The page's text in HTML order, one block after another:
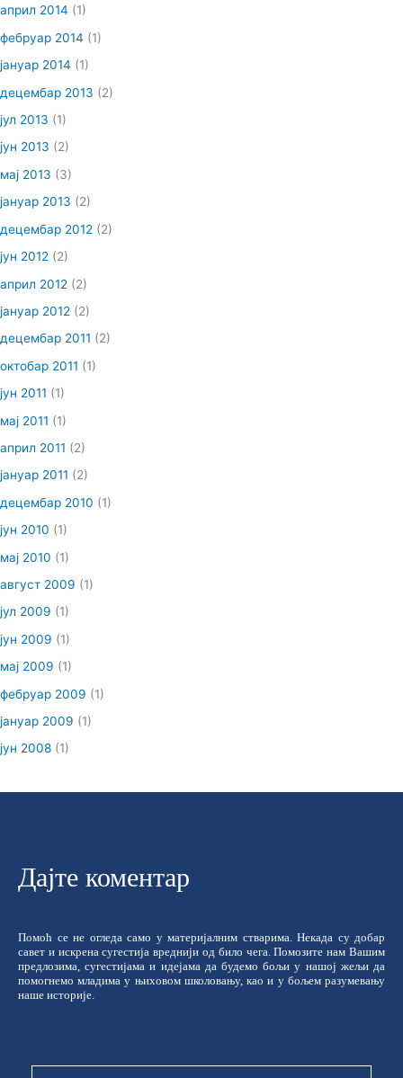
април 2014 (1)
фебруар 2014 (1)
јануар 2014 (1)
децембар 2013 (2)
јул 2013 (1)
јун 2013 (2)
мај 2013 (3)
јануар 2013 (2)
децембар 2012 (2)
јун 2012 (2)
април 2012 (2)
јануар 2012 (2)
децембар 2011 (2)
октобар 2011 (1)
јун 2011 (1)
мај 2011 (1)
април 2011 (2)
јануар 2011 (2)
децембар 2010 (1)
јун 2010 (1)
мај 2010 (1)
август 2009 (1)
јул 2009 (1)
јун 2009 (1)
мај 2009 (1)
фебруар 2009 (1)
јануар 2009 (1)
јун 2008 (1)
Дајте коментар
Помоћ се не огледа само у материјалним стварима. Некада су добар
савет и искрена сугестија вреднији од било чега. Помозите нам Вашим
предлозима, сугестијама и идејама да будемо бољи у нашој жељи да
помогнемо младима у њиховом школовању, као и у бољем разумевању
наше историје.